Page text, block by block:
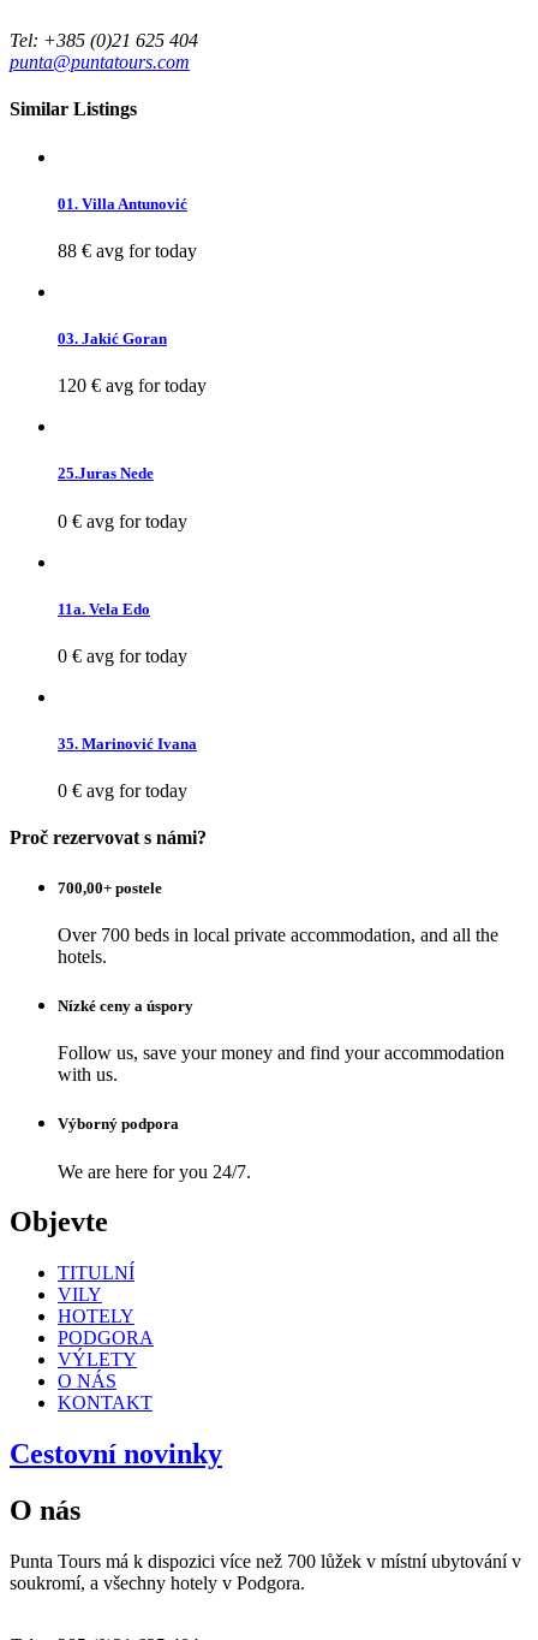
Tel: +385 (0)21 625 404
punta@puntatours.com
Similar Listings
01. Villa Antunović
88 € avg for today
03. Jakić Goran
120 € avg for today
25.Juras Nede
0 € avg for today
11a. Vela Edo
0 € avg for today
35. Marinović Ivana
0 € avg for today
Proč rezervovat s námi?
700,00+ postele
Over 700 beds in local private accommodation, and all the
hotels.
Nízké ceny a úspory
Follow us, save your money and find your accommodation
with us.
Výborný podpora
We are here for you 24/7.
Objevte
TITULNÍ
VILY
HOTELY
PODGORA
VÝLETY
O NÁS
KONTAKT
Cestovní novinky
O nás
Punta Tours má k dispozici více než 700 lůžek v místní ubytování v
soukromí, a všechny hotely v Podgora.